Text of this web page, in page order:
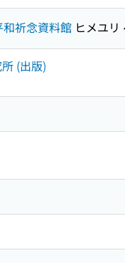
祈念資料館 ヒメユ
(出版)